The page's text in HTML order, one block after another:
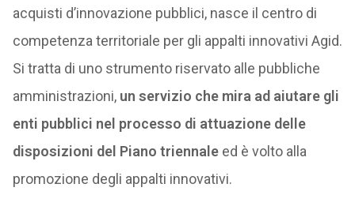
acquisti d’innovazione pubblici, nasce il centro di
competenza territoriale per gli appalti innovativi Agid.
Si tratta di uno strumento riservato alle pubbliche
amministrazioni, un servizio che mira ad aiutare gli
enti pubblici nel processo di attuazione delle
disposizioni del Piano triennaleed è volto alla
promozione degli appalti innovativi.